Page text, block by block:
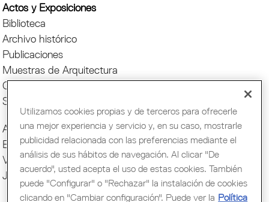
Actos y Exposiciones
Biblioteca
Archivo histórico
Publicaciones
Muestras de Arquitectura
Oficina del Paisaje
Setmana Arquitectura
Actos COAC
Exposiciones COAC
Visitas COAC
Jornadas y cursos
Utilizamos cookies propias y de terceros para ofrecerle
una mejor experiencia y servicio y, en su caso, mostrarle
publicidad relacionada con las preferencias mediante el
análisis de sus hábitos de navegación. Al clicar "De
acuerdo", usted acepta el uso de estas cookies. También
puede "Configurar" o "Rechazar" la instalación de cookies
clicando en "Cambiar configuración". Puede ver la Política